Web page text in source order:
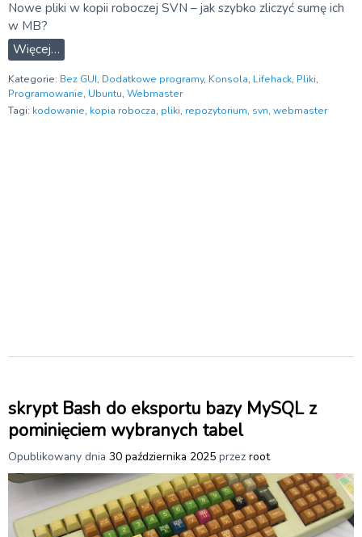
Nowe pliki w kopii roboczej SVN – jak szybko zliczyć sumę ich
w MB?
Więcej…
Kategorie: Bez GUI, Dodatkowe programy, Konsola, Lifehack, Pliki,
Programowanie, Ubuntu, Webmaster
Tagi: kodowanie, kopia robocza, pliki, repozytorium, svn, webmaster
skrypt Bash do eksportu bazy MySQL z
pominięciem wybranych tabel
Opublikowany dnia 30 października 2025 przez root